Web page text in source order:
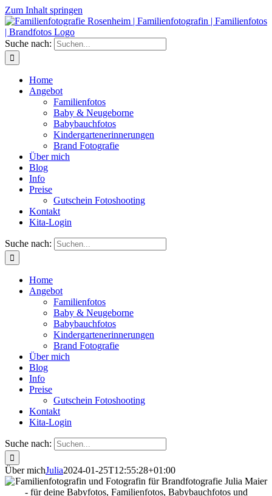
Zum Inhalt springen
Suche nach:
Home
Angebot
Familienfotos
Baby & Neugeborne
Babybauchfotos
Kindergartenerinnerungen
Brand Fotografie
Über mich
Blog
Info
Preise
Gutschein Fotoshooting
Kontakt
Kita-Login
Suche nach:
Home
Angebot
Familienfotos
Baby & Neugeborne
Babybauchfotos
Kindergartenerinnerungen
Brand Fotografie
Über mich
Blog
Info
Preise
Gutschein Fotoshooting
Kontakt
Kita-Login
Suche nach:
Über michJulia2024-01-25T12:55:28+01:00